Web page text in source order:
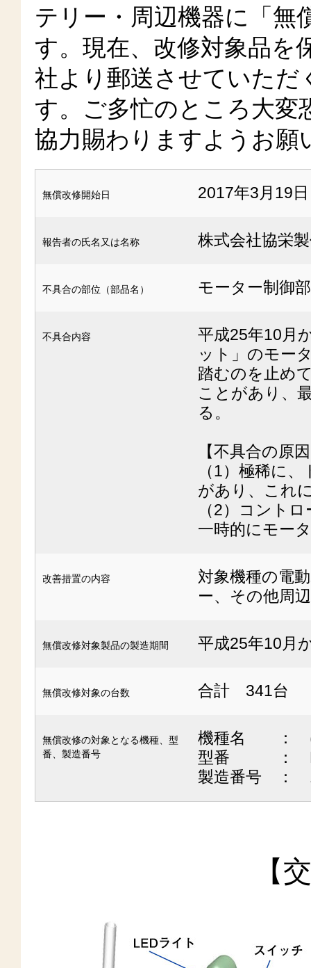
テリー・周辺機器に「無
す。現在、改修対象品を
社より郵送させていただ
す。ご多忙のところ大変
協力賜わりますようお願
無償改修開始日 2017年3月19日
報告者の氏名又は名称 株式会社協栄
不具合の部位（部品名） モーター制御
不具合内容
平成25年10月
ット」のモー
踏むのを止め
ことがあり、
る。
【不具合の原
（1）極稀に
があり、これ
（2）コント
一時的にモー
改善措置の内容
対象機種の電
ー、その他周
無償改修対象製品の製造期間 平成25年10月
無償改修対象の台数 合計 341台
無償改修の対象となる機種、型
番、製造番号
機種名 ：
型番 ：
製造番号 ：
【